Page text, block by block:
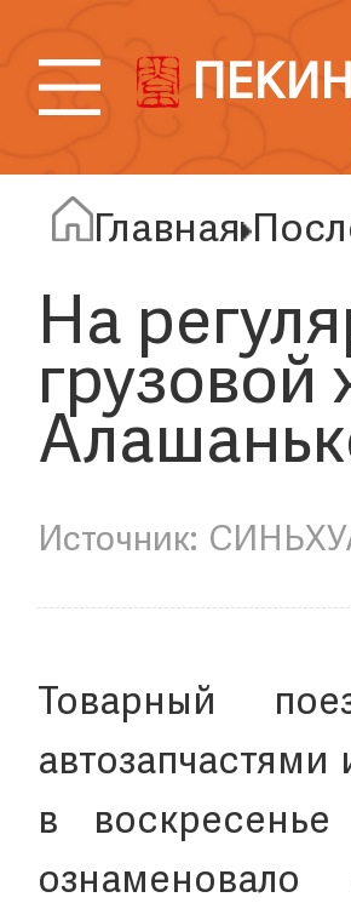
Главная
На
Товарный
в